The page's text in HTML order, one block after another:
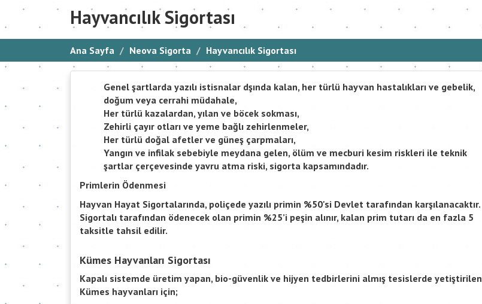
Hayvancılık Sigortası
Ana Sayfa Neova Sigorta Hayvancılık Sigortası
Genel şartlarda yazılı istisnalar dşında kalan, her türlü hayvan hastalıkları ve gebelik,
doğum veya cerrahi müdahale,
Her türlü kazalardan, yılan ve böcek sokması,
Zehirli çayır otları ve yeme bağlı zehirlenmeler,
Her türlü doğal afetler ve güneş çarpmaları,
Yangın ve infilak sebebiyle meydana gelen, ölüm ve mecburi kesim riskleri ile teknik
şartlar çerçevesinde yavru atma riski, sigorta kapsamındadır.
Primlerin Ödenmesi
Hayvan Hayat Sigortalarında, poliçede yazılı primin %50'si Devlet tarafından karşılanacaktır.
Sigortalı tarafından ödenecek olan primin %25’i peşin alınır, kalan prim tutarı da en fazla 5
taksitle tahsil edilir.
Kümes Hayvanları Sigortası
Kapalı sistemde üretim yapan, bio-güvenlik ve hijyen tedbirlerini almış tesislerde yetiştirilen
Kümes hayvanları için;